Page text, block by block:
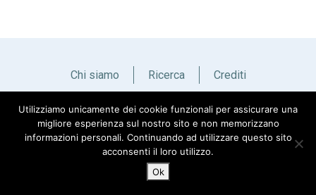
Chi siamo Ricerca Crediti
Italiano English
Utilizziamo unicamente dei cookie funzionali per assicurare una
migliore esperienza sul nostro sito e non memorizzano
informazioni personali. Continuando ad utilizzare questo sito
acconsenti il loro utilizzo.
Ok